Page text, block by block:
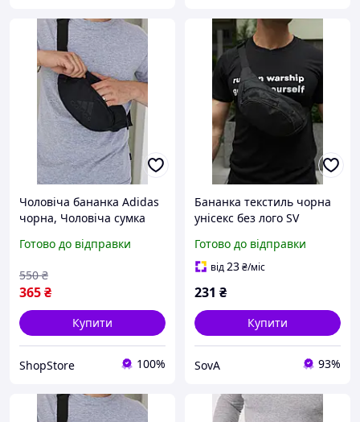
Чоловіча бананка Adidas
чорна, Чоловіча сумка
Готово до відправки
365₴
550 ₴
Купити
ShopStore 100%
Бананка текстиль чорна
унісекс без лого SV
Готово до відправки
від23₴/міс
231 ₴
Купити
SovA 93%